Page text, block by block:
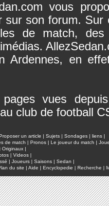
vous
sur son forum.
de match, des
Ardennes, en
pages vues
club de football
un article | Sujets | Sondages | liens |
de match | Pronos | Le joueur du match |
Originaux |
| Videos |
| Joueurs | Saisons | Sedan |
du site | Aide | Encyclopedie | Recherche |